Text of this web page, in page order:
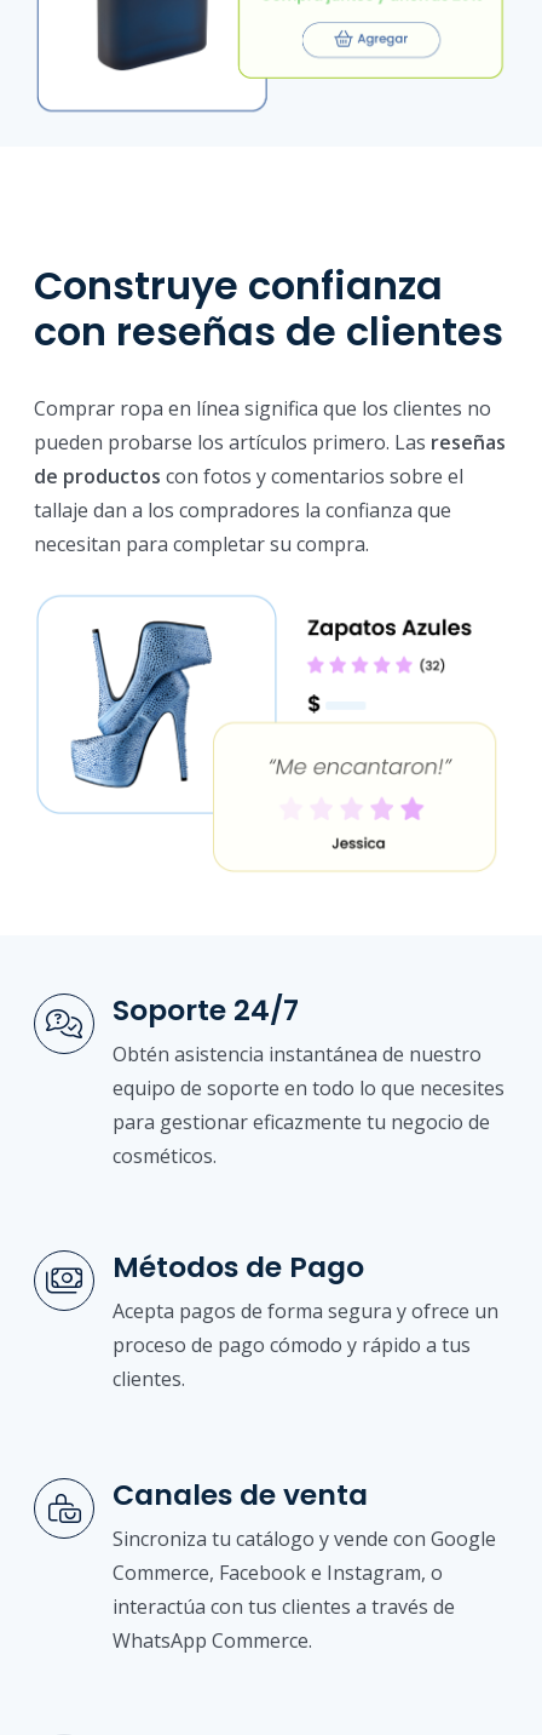
Construye confianza
con reseñas de clientes
Comprar ropa en línea significa que los clientes no
pueden probarse los artículos primero. Las reseñas
de productos con fotos y comentarios sobre el
tallaje dan a los compradores la confianza que
necesitan para completar su compra.
Soporte 24/7
Obtén asistencia instantánea de nuestro
equipo de soporte en todo lo que necesites
para gestionar eficazmente tu negocio de
cosméticos.
Métodos de Pago
Acepta pagos de forma segura y ofrece un
proceso de pago cómodo y rápido a tus
clientes.
Canales de venta
Sincroniza tu catálogo y vende con Google
Commerce, Facebook e Instagram, o
interactúa con tus clientes a través de
WhatsApp Commerce.